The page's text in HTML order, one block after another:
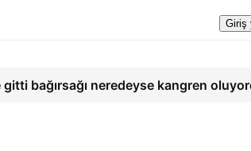
Giriş
gitti bağırsağı neredeyse kangren